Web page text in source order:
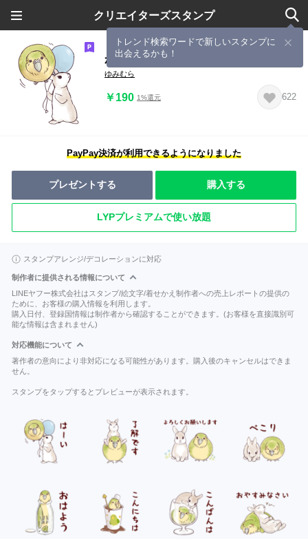
クリエイターズスタンプ
トレンド検索ワードで新しいスタンプに
出会えるかも！
かかぽん４☆カカポとウサギ
ゆみむら
￥190 1%還元 622
PayPay決済が利用できるようになりました
プレゼントする 購入する
LYPプレミアムで使い放題
スタンプアレンジ/デコレーションに対応
制作者に提供される情報について
LINEヤフー株式会社はスタンプ/絵文字/着せかえ制作者への売上レポートの提供の
ために、お客様の購入情報を利用します。
購入日付、登録国情報は制作者から確認することができます。(お客様を直接識別可
能な情報は含まれません)
対応機能について
著作者の意向により非対応になる可能性があります。購入後のキャンセルはできま
せん。
スタンプをタップするとプレビューが表示されます。